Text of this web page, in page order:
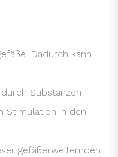
Dadurch kann
Substanzen
Stimulation in den
gefäßerweiternden